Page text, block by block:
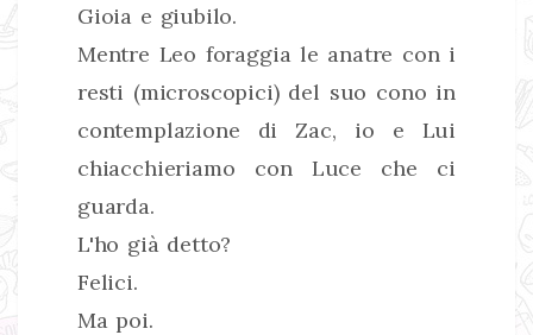
Gioia e giubilo.
Mentre Leo foraggia le anatre con i
resti (microscopici) del suo cono in
contemplazione di Zac, io e Lui
chiacchieriamo con Luce che ci
guarda.
L'ho già detto?
Felici.
Ma poi.